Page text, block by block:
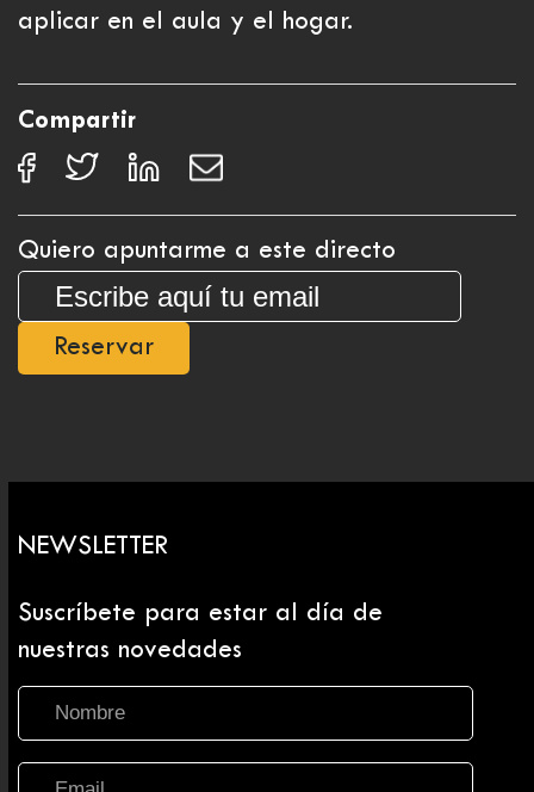
aplicar en el aula y el hogar.
Compartir
Quiero apuntarme a este directo
Reservar
NEWSLETTER
Suscríbete para estar al día de
nuestras novedades